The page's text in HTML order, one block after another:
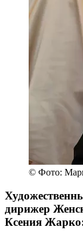
© Фото:
дирижер
Ксения